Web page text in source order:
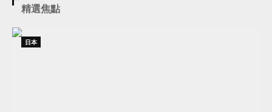
精選焦點
日本